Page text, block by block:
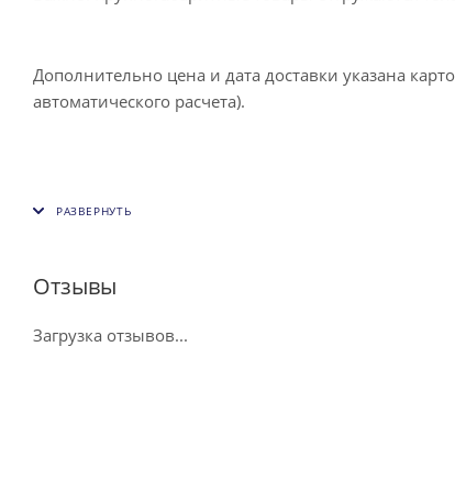
Дополнительно цена и дата доставки указана
автоматического расчета).
Отзывы
Загрузка отзывов...